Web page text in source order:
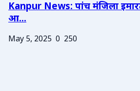
Kanpur News: पांच मंजिला
आ...
May 5, 2025 0 250